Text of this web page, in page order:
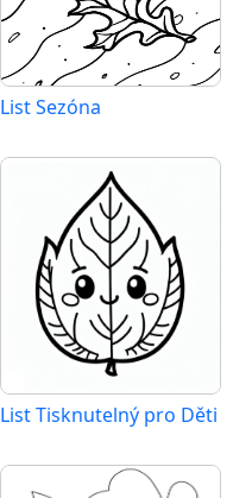
List Sezóna
List Tisknutelný pro Děti